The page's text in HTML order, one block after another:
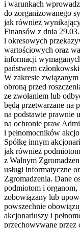
i warunkach
do zorganizowanego
jak również
Finansów z dnia
i okresowych
wartościowych oraz
informacji
państwem
W zakresie związanym
obroną przed
ze zwołaniem lub
będą przetwarzane na
na podstawie prawnie
na ochronie praw
i pełnomocników
Spółkę innym
jak również
z Walnym
usługi informatyczne
Zgromadzenia. Dane
podmiotom i
zobowiązany lub
powszechnie
akcjonariuszy i
przechowywane przez